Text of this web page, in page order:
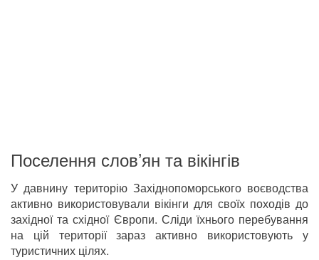
Поселення слов’ян та вікінгів
У давнину територію Західнопоморського воєводства
активно використовували вікінги для своїх походів до
західної та східної Європи. Сліди їхнього перебування
на цій території зараз активно використовують у
туристичних цілях.